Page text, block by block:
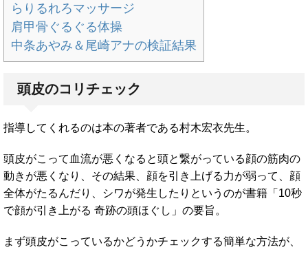
らりるれろマッサージ
肩甲骨ぐるぐる体操
中条あやみ＆尾崎アナの検証結果
頭皮のコリチェック
指導してくれるのは本の著者である村木宏衣先生。
頭皮がこって血流が悪くなると頭と繋がっている顔の筋肉の
動きが悪くなり、その結果、顔を引き上げる力が弱って、顔
全体がたるんだり、シワが発生したりというのが書籍「10秒
で顔が引き上がる 奇跡の頭ほぐし」の要旨。
まず頭皮がこっているかどうかチェックする簡単な方法が、